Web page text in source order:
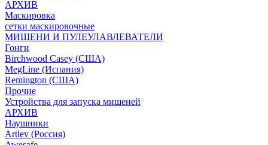
АРХИВ
Маскировка
сетки маскировочные
МИШЕНИ И ПУЛЕУЛАВЛЕВАТЕЛИ
Гонги
Birchwood Casey (США)
MegLine (Испания)
Remington (США)
Прочие
Устройства для запуска мишеней
АРХИВ
Наушники
Artlev (Россия)